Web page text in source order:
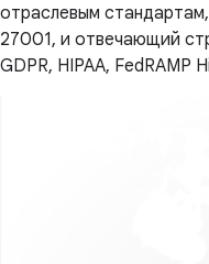
отраслевым
27001, и отвечающий
GDPR, HIPAA, FedRAMP